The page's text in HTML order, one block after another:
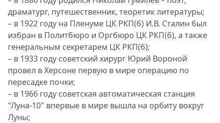
драматург, путешественник, теоретик литературы;
– в 1922 году на Пленуме ЦК РКП(б) И.В. Сталин был
избран в Политбюро и Оргбюро ЦК РКП(б), а также
генеральным секретарем ЦК РКП(б);
– в 1933 году советский хирург Юрий Вороной
провел в Херсоне первую в мире операцию по
пересадке почки;
– в 1966 году советская автоматическая станция
"Луна-10" впервые в мире вышла на орбиту вокруг
Луны;